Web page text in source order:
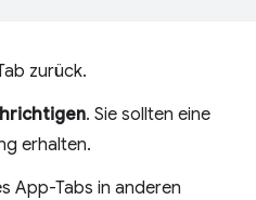
zurück.
. Sie sollten eine
erhalten.
App-Tabs in anderen